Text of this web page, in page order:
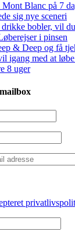
Blanc på 7
sig nye sceneri
bobler, vil
i pinsen
& Deep og få
igang med at
8 uger